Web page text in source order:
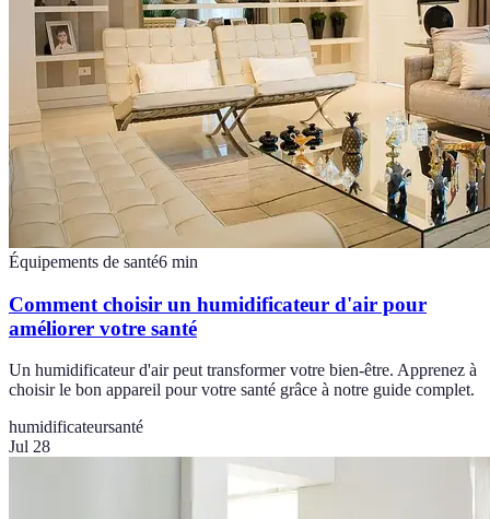
Équipements de santé6 min
Comment choisir un humidificateur d'air pour
améliorer votre santé
Un humidificateur d'air peut transformer votre bien-être. Apprenez à
choisir le bon appareil pour votre santé grâce à notre guide complet.
humidificateursanté
Jul 28